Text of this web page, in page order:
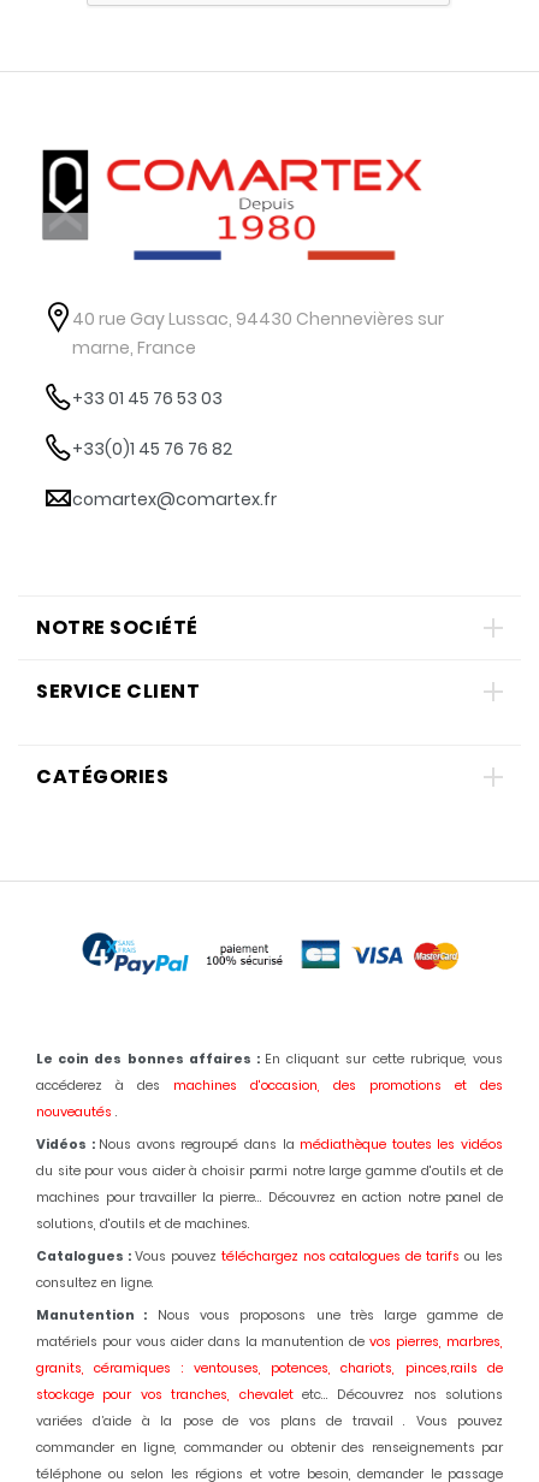
40 rue Gay Lussac, 94430 Chennevières sur
marne, France
+33 01 45 76 53 03
+33(0)1 45 76 76 82
comartex@comartex.fr
NOTRE SOCIÉTÉ
SERVICE CLIENT
CATÉGORIES
Le coin des bonnes affaires : En cliquant sur cette rubrique, vous
accéderez à des machines d'occasion, des promotions et des
nouveautés .
Vidéos : Nous avons regroupé dans la médiathèque toutes les vidéos
du site pour vous aider à choisir parmi notre large gamme d'outils et de
machines pour travailler la pierre... Découvrez en action notre panel de
solutions, d'outils et de machines.
Catalogues : Vous pouvez téléchargez nos catalogues de tarifs ou les
consultez en ligne.
Manutention : Nous vous proposons une très large gamme de
matériels pour vous aider dans la manutention devos pierres, marbres,
granits, céramiques : ventouses, potences, chariots, pinces,rails de
stockage pour vos tranches, chevalet etc... Découvrez nos solutions
variées d’aide à la pose de vos plans de travail . Vous pouvez
commander en ligne, commander ou obtenir des renseignements par
téléphone ou selon les régions et votre besoin, demander le passage